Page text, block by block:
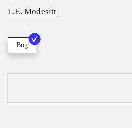
L.E. Modesitt
Bog